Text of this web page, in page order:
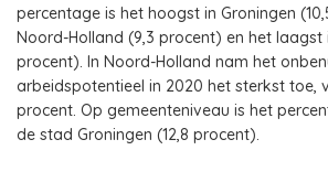
percentage is het hoogst in Groningen
Noord-Holland (9,3 procent) en het laagst
procent). In Noord-Holland nam het
arbeidspotentieel in 2020 het sterkst toe,
procent. Op gemeenteniveau is het
de stad Groningen (12,8 procent).